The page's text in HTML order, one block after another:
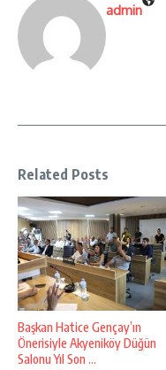
admin
Related Posts
Başkan Hatice Gençay’ın
Önerisiyle Akyeniköy Düğün
Salonu Yıl Son ...